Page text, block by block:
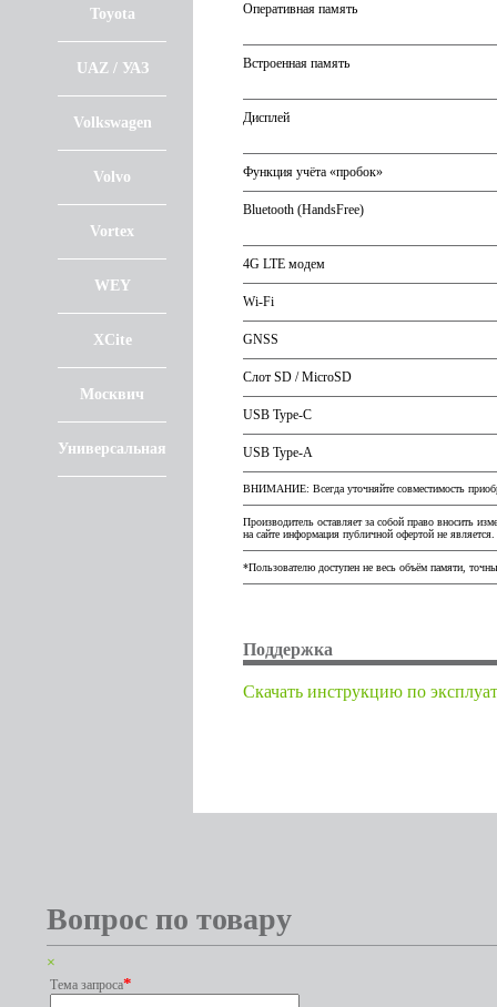
Toyota
UAZ / УАЗ
Volkswagen
Volvo
Vortex
WEY
XCite
Москвич
Универсальная
Оперативная память
Встроенная память
Дисплей
Функция учёта «пробок»
Bluetooth (HandsFree)
4G LTE модем
Wi-Fi
GNSS
Слот SD / MicroSD
USB Type-C
USB Type-A
ВНИМАНИЕ: Всегда уточняйте совместимость
Производитель оставляет за собой право вносить
на сайте информация публичной офертой не является.
*Пользователю доступен не весь объём памяти,
Поддержка
Cкачать инструкцию по
Вопрос по товару
×
Тема запроса*